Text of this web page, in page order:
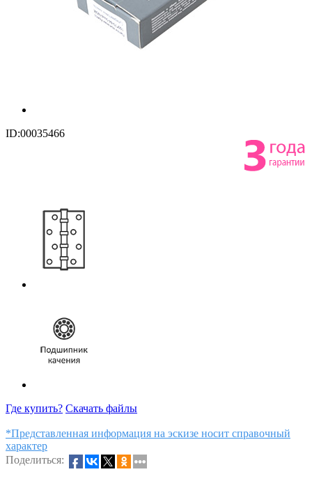
ID:00035466
Где купить? Скачать файлы
*Представленная информация на эскизе носит справочный
характер
Поделиться: